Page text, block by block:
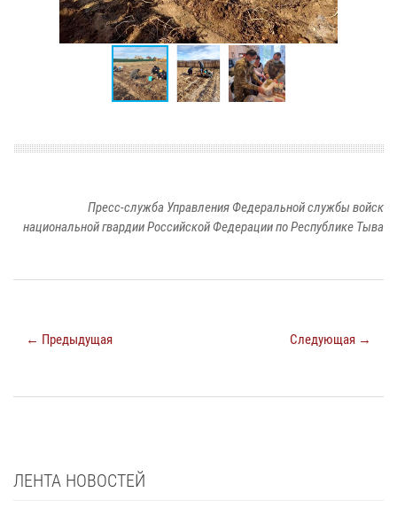
Пресс-служба Управления Федеральной службы войск
национальной гвардии Российской Федерации по Республике Тыва
← Предыдущая Следующая →
ЛЕНТА НОВОСТЕЙ